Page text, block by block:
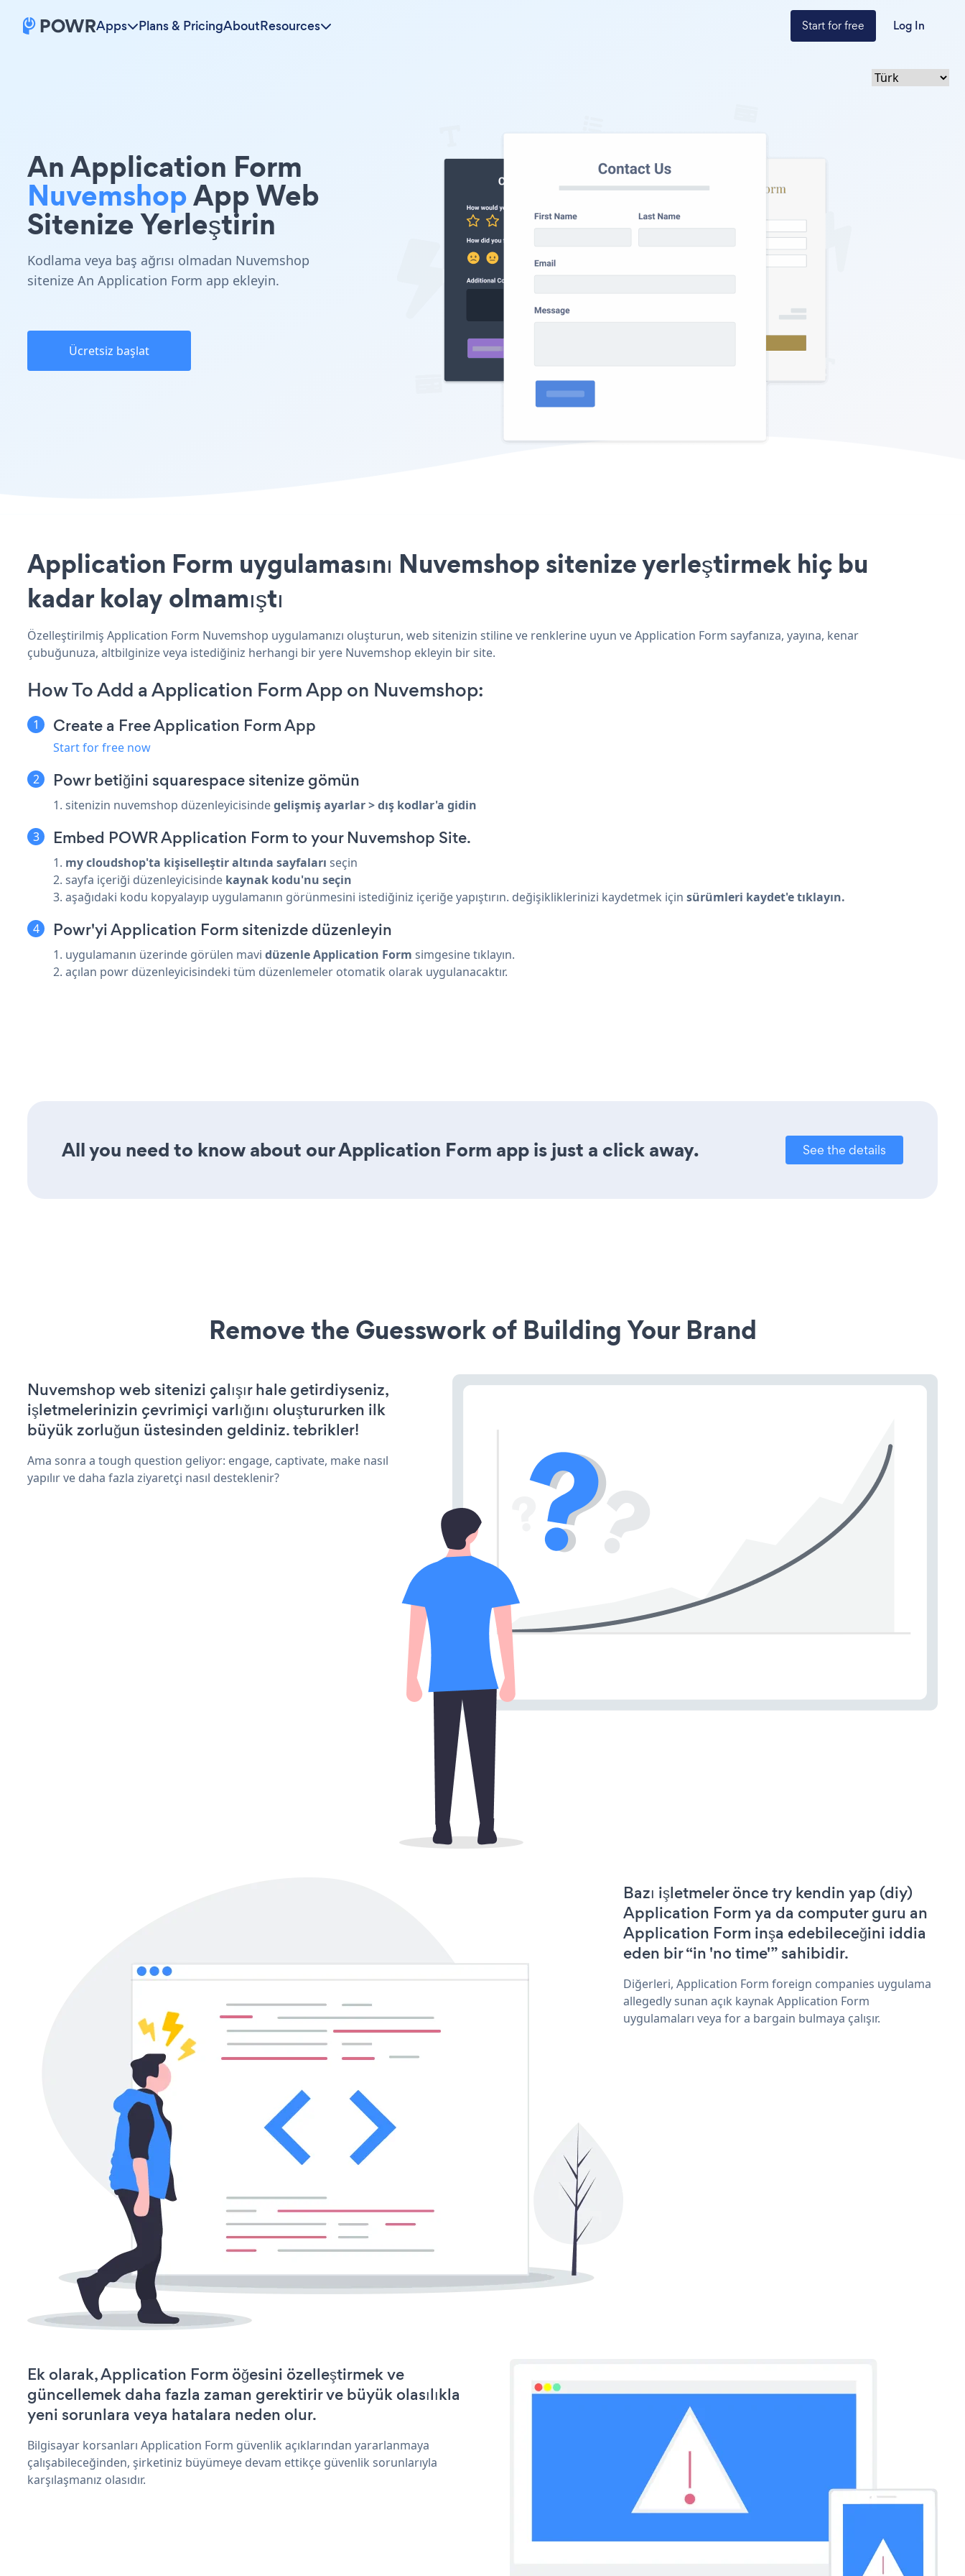
Apps Plans & PricingAboutResources Start for free Log In
An Application Form
NuvemshopApp Web
Sitenize Yerleştirin
Kodlama veya baş ağrısı olmadan Nuvemshop
sitenize An Application Form app ekleyin.
Ücretsiz başlat
Application Form uygulamasını Nuvemshop sitenize yerleştirmek hiç bu
kadar kolay olmamıştı
Özelleştirilmiş Application Form Nuvemshop uygulamanızı oluşturun, web sitenizin stiline ve renklerine uyun ve Application Form sayfanıza, yayına, kenar
çubuğunuza, altbilginize veya istediğiniz herhangi bir yere Nuvemshop ekleyin bir site.
How To Add a Application Form App on Nuvemshop:
Create a Free Application Form App
Start for free now
Powr betiğini squarespace sitenize gömün
1. sitenizin nuvemshop düzenleyicisindegelişmiş ayarlar > dış kodlar'a gidin
Embed POWR Application Form to your Nuvemshop Site.
1. my cloudshop'ta kişiselleştiraltında sayfaları seçin
2. sayfa içeriği düzenleyicisinde kaynak kodu'nu seçin
3. aşağıdaki kodu kopyalayıp uygulamanın görünmesini istediğiniz içeriğe yapıştırın. değişikliklerinizi kaydetmek için sürümleri kaydet'e tıklayın.
Powr'yi Application Form sitenizde düzenleyin
1. uygulamanın üzerinde görülen mavi düzenle Application Form simgesine tıklayın.
2. açılan powr düzenleyicisindeki tüm düzenlemeler otomatik olarak uygulanacaktır.
All you need to know about our Application Form app is just a click away. See the details
Remove the Guesswork of Building Your Brand
Nuvemshop web sitenizi çalışır hale getirdiyseniz,
işletmelerinizin çevrimiçi varlığını oluştururken ilk
büyük zorluğun üstesinden geldiniz. tebrikler!
Ama sonra a tough question geliyor: engage, captivate, make nasıl
yapılır ve daha fazla ziyaretçi nasıl desteklenir?
Bazı işletmeler önce try kendin yap (diy)
Application Form ya da computer guru an
Application Form inşa edebileceğini iddia
eden bir “in 'no time'” sahibidir.
Diğerleri, Application Form foreign companies uygulama
allegedly sunan açık kaynak Application Form
uygulamaları veya for a bargain bulmaya çalışır.
Ek olarak, Application Form öğesini özelleştirmek ve
güncellemek daha fazla zaman gerektirir ve büyük olasılıkla
yeni sorunlara veya hatalara neden olur.
Bilgisayar korsanları Application Form güvenlik açıklarından yararlanmaya
çalışabileceğinden, şirketiniz büyümeye devam ettikçe güvenlik sorunlarıyla
karşılaşmanız olasıdır.